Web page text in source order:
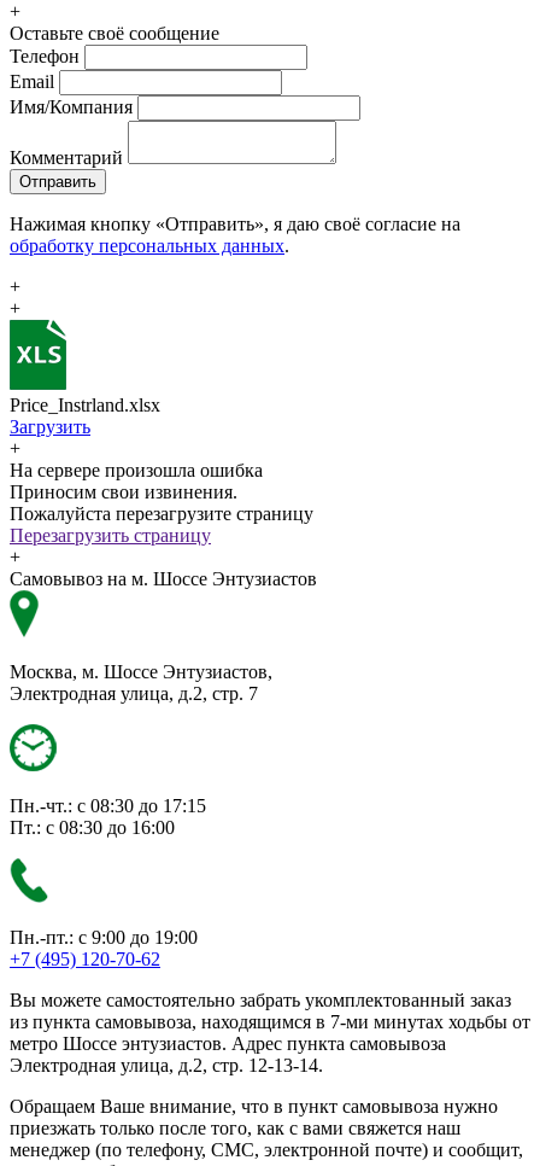
+
Оставьте своё сообщение
Телефон
Email
Имя/Компания
Комментарий
Отправить
Нажимая кнопку «Отправить», я даю своё согласие на
обработку персональных данных.
+
+
Price_Instrland.xlsx
Загрузить
+
На сервере произошла ошибка
Приносим свои извинения.
Пожалуйста перезагрузите страницу
Перезагрузить страницу
+
Самовывоз на м. Шоссе Энтузиастов
Москва, м. Шоссе Энтузиастов,
Электродная улица, д.2, стр. 7
Пн.-чт.: с 08:30 до 17:15
Пт.: с 08:30 до 16:00
Пн.-пт.: с 9:00 до 19:00
+7 (495) 120-70-62
Вы можете самостоятельно забрать укомплектованный заказ
из пункта самовывоза, находящимся в 7-ми минутах ходьбы от
метро Шоссе энтузиастов. Адрес пункта самовывоза
Электродная улица, д.2, стр. 12-13-14.
Обращаем Ваше внимание, что в пункт самовывоза нужно
приезжать только после того, как с вами свяжется наш
менеджер (по телефону, СМС, электронной почте) и сообщит,